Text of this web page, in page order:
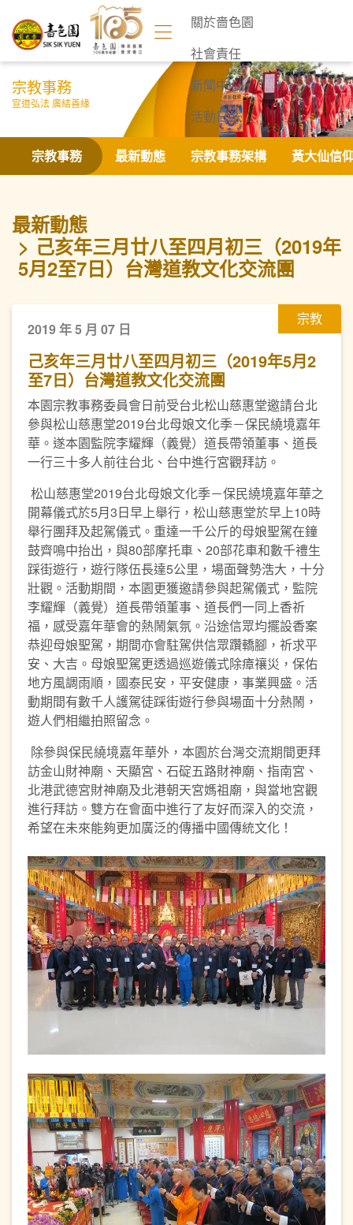
關於嗇色園
社會責任
新聞中心
活動日誌
聯絡我們
宗教事務
宣道弘法 廣結善緣
宗教事務 最新動態 宗教事務架構 黃大仙信
最新動態
己亥年三月廿八至四月初三（2019年
5月2至7日）台灣道教文化交流團
宗教
2019 年 5 月 07 日
己亥年三月廿八至四月初三（2019年5月2
至7日）台灣道教文化交流團
本園宗教事務委員會日前受台北松山慈惠堂邀請台北
參與松山慈惠堂2019台北母娘文化季－保民繞境嘉年
華。遂本園監院李耀輝（義覺）道長帶領董事、道長
一行三十多人前往台北、台中進行宮觀拜訪。
松山慈惠堂2019台北母娘文化季－保民繞境嘉年華之
開幕儀式於5月3日早上舉行，松山慈惠堂於早上10時
舉行團拜及起駕儀式。重達一千公斤的母娘聖駕在鐘
鼓齊鳴中抬出，與80部摩托車、20部花車和數千禮生
踩街遊行，遊行隊伍長達5公里，場面聲勢浩大，十分
壯觀。活動期間，本園更獲邀請參與起駕儀式，監院
李耀輝（義覺）道長帶領董事、道長們一同上香祈
福，感受嘉年華會的熱鬧氣氛。沿途信眾均擺設香案
恭迎母娘聖駕，期間亦會駐駕供信眾躦轎腳，祈求平
安、大吉。母娘聖駕更透過巡遊儀式除瘴禳災，保佑
地方風調雨順，國泰民安，平安健康，事業興盛。活
動期間有數千人護駕徒踩街遊行參與場面十分熱鬧，
遊人們相繼拍照留念。
除參與保民繞境嘉年華外，本園於台灣交流期間更拜
訪金山財神廟、天顯宮、石碇五路財神廟、指南宮、
北港武德宮財神廟及北港朝天宮媽祖廟，與當地宮觀
進行拜訪。雙方在會面中進行了友好而深入的交流，
希望在未來能夠更加廣泛的傳播中國傳統文化！